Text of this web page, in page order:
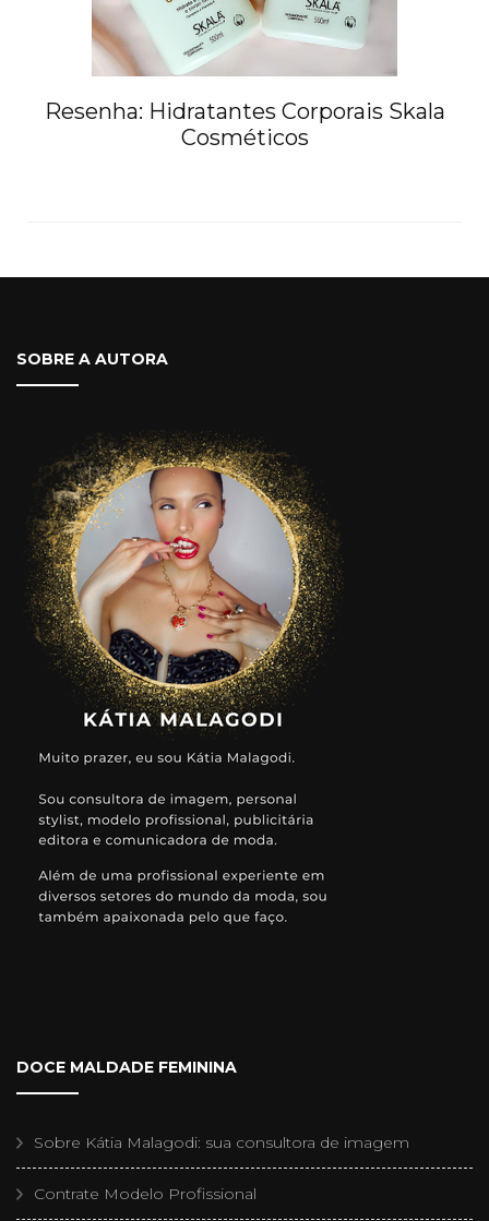
Resenha: Hidratantes Corporais Skala
Cosméticos
SOBRE A AUTORA
DOCE MALDADE FEMININA
Sobre Kátia Malagodi: sua consultora de imagem
Contrate Modelo Profissional